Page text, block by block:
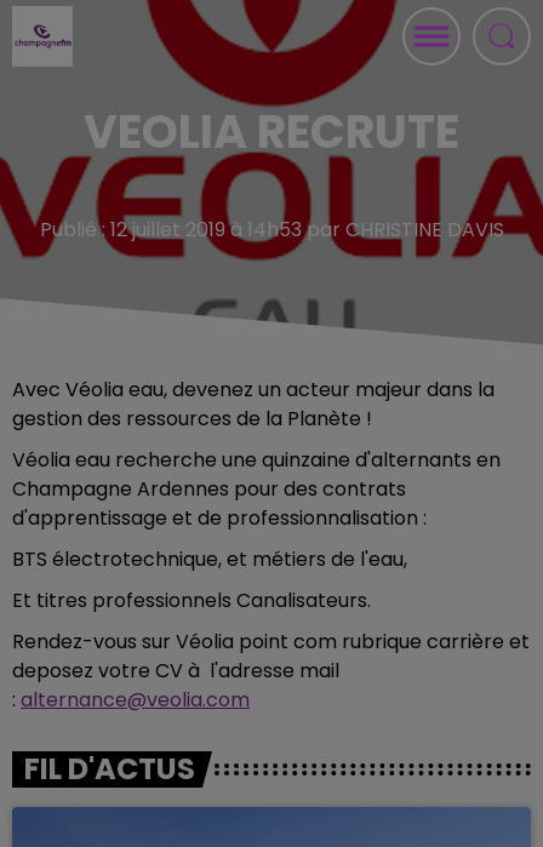
VEOLIA RECRUTE
Publié : 12 juillet 2019 à 14h53 par CHRISTINE DAVIS
Avec Véolia eau, devenez un acteur majeur dans la
gestion des ressources de la Planète !
Véolia eau recherche une quinzaine d'alternants en
Champagne Ardennes pour des contrats
d'apprentissage et de professionnalisation :
BTS électrotechnique, et métiers de l'eau,
Et titres professionnels Canalisateurs.
Rendez-vous sur Véolia point com rubrique carrière et
deposez votre CV à l'adresse mail
: alternance@veolia.com
FIL D'ACTUS